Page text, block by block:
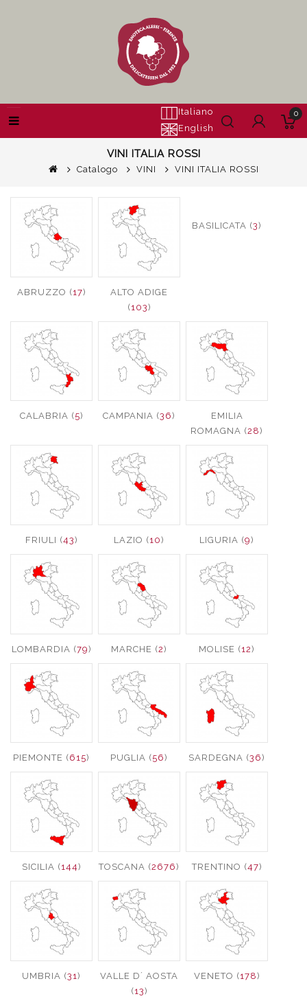
Italiano
English
0
VINI ITALIA ROSSI
Catalogo VINI VINI ITALIA ROSSI
ABRUZZO (17)
ALTO ADIGE
(103)
BASILICATA (3)
CALABRIA (5) CAMPANIA (36)
EMILIA
ROMAGNA (28)
FRIULI (43) LAZIO (10) LIGURIA (9)
LOMBARDIA (79) MARCHE (2) MOLISE (12)
PIEMONTE (615) PUGLIA (56) SARDEGNA (36)
SICILIA (144) TOSCANA (2676) TRENTINO (47)
UMBRIA (31 )
VALLE D´ AOSTA
(13)
VENETO (178)